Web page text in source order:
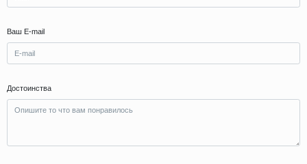
Ваш E-mail
Достоинства